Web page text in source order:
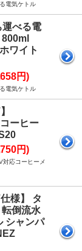
電気ケトル
運べる電
ワイト
円)
電気ケトル
ーヒー
円)
対応コーヒーメ
様】 タ
倒流水
シャンパ